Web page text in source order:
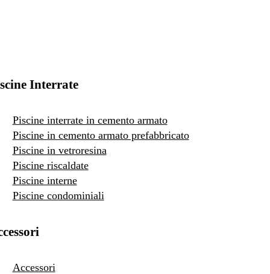
Interrate
Piscine interrate in cemento armato
Piscine in cemento armato prefabbricato
Piscine in vetroresina
Piscine riscaldate
Piscine interne
Piscine condominiali
Accessori